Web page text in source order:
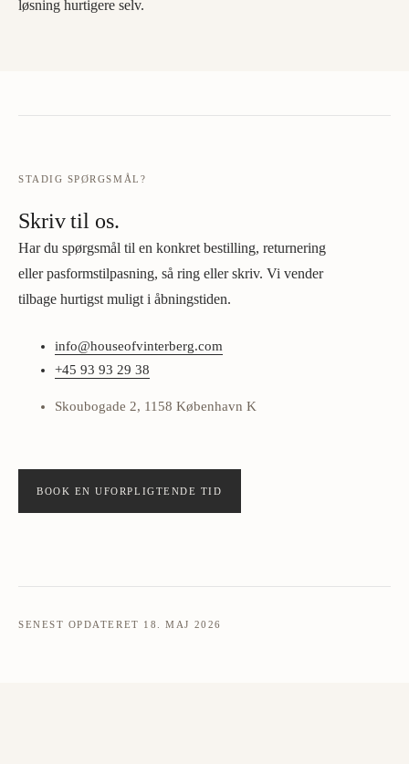
løsning hurtigere selv.
STADIG SPØRGSMÅL?
Skriv til os.
Har du spørgsmål til en konkret bestilling, returnering
eller pasformstilpasning, så ring eller skriv. Vi vender
tilbage hurtigst muligt i åbningstiden.
info@houseofvinterberg.com
+45 93 93 29 38
Skoubogade 2, 1158 København K
BOOK EN UFORPLIGTENDE TID
SENEST OPDATERET 18. MAJ 2026